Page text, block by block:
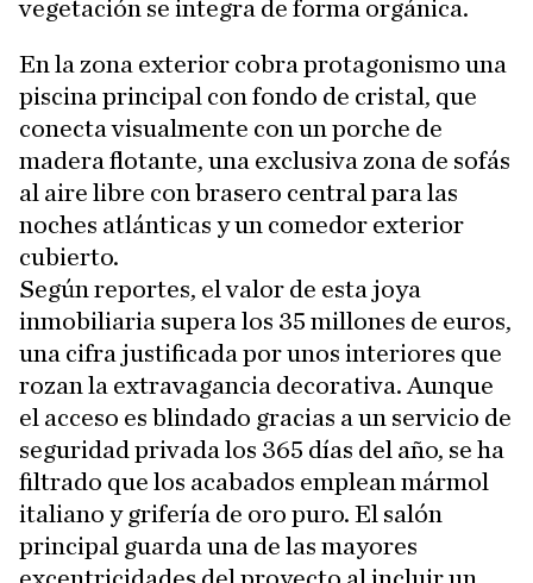
vegetación se integra de forma orgánica.
En la zona exterior cobra protagonismo una
piscina principal con fondo de cristal, que
conecta visualmente con un porche de
madera flotante, una exclusiva zona de sofás
al aire libre con brasero central para las
noches atlánticas y un comedor exterior
cubierto.
Según reportes, el valor de esta joya
inmobiliaria supera los 35 millones de euros,
una cifra justificada por unos interiores que
rozan la extravagancia decorativa. Aunque
el acceso es blindado gracias a un servicio de
seguridad privada los 365 días del año, se ha
filtrado que los acabados emplean mármol
italiano y grifería de oro puro. El salón
principal guarda una de las mayores
excentricidades del proyecto al incluir un